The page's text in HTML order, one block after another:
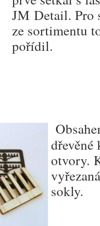
JM Detail. Pro
ze sortimentu
pořídil.
otvory.
sokly.